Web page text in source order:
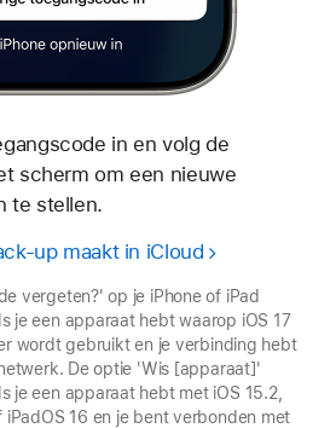
in en volg de
scherm om een nieuwe
te stellen.
up maakt in iCloud
vergeten?' op je iPhone of iPad
je een apparaat hebt waarop iOS 17
wordt gebruikt en je verbinding hebt
De optie 'Wis [apparaat]'
je een apparaat hebt met iOS 15.2,
iPadOS 16 en je bent verbonden met